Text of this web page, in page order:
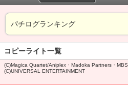
パチログランキング
コピーライト一覧
(C)Magica Quartet/Aniplex・Madoka Partners・MBS
(C)UNIVERSAL ENTERTAINMENT